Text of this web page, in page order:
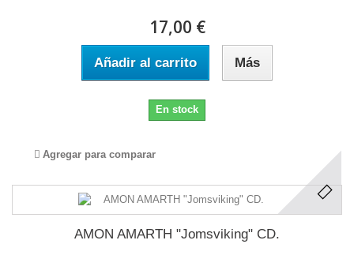
17,00 €
Añadir al carrito Más
En stock
Agregar para comparar
AMON AMARTH "Jomsviking" CD.